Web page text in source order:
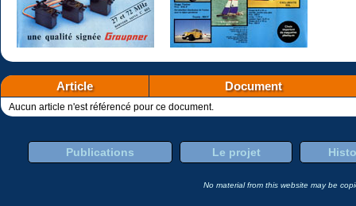
Article Document
Aucun article n'est référencé pour ce document.
Publications Le projet
No material from this website may be